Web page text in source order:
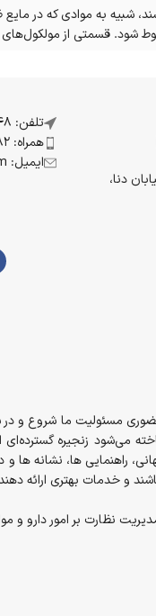
شبیه به موادی که
شود. قسمتی از
دنا،
تلفن: 07136383148
همراه: 09170621682
ایمیل: info@drdanyali.com
می‌شود زنجیره
راهنمایی ها، نشانه ها و
و خدمات بهتری ارائه
بر امور دارو و مواد مخدر